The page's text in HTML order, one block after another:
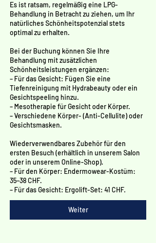
Es ist ratsam, regelmäßig eine LPG-
Behandlung in Betracht zu ziehen, um Ihr
natürliches Schönheitspotenzial stets
optimal zu erhalten.
Bei der Buchung können Sie Ihre
Behandlung mit zusätzlichen
Schönheitsleistungen ergänzen:
– Für das Gesicht: Fügen Sie eine
Tiefenreinigung mit Hydrabeauty oder ein
Gesichtspeeling hinzu.
– Mesotherapie für Gesicht oder Körper.
– Verschiedene Körper- (Anti-Cellulite) oder
Gesichtsmasken.
Wiederverwendbares Zubehör für den
ersten Besuch (erhältlich in unserem Salon
oder in unserem Online-Shop).
– Für den Körper: Endermowear-Kostüm:
35–38 CHF.
– Für das Gesicht: Ergolift-Set: 41 CHF.
Weiter